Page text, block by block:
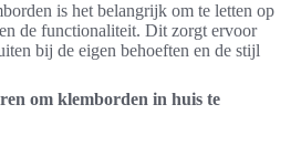
is het belangrijk om te letten op
de functionaliteit. Dit zorgt ervoor
bij de eigen behoeften en de stijl
om klemborden in huis te